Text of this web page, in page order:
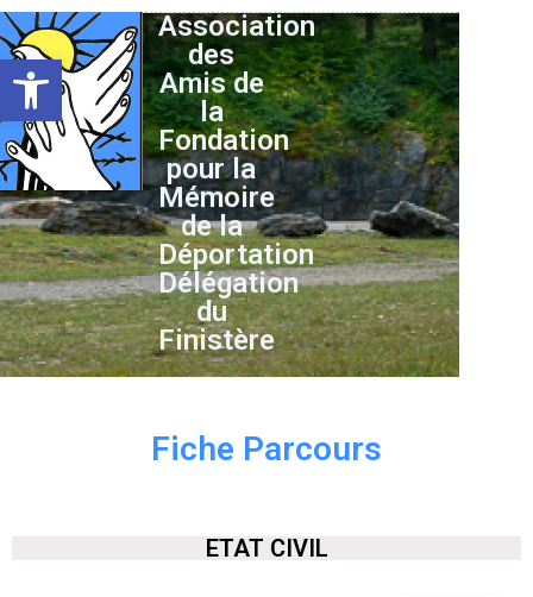
Ouvrir la barre d’outils
Association
des
Amis de
la
Fondation
pour la
Mémoire
de la
Déportation
Délégation
du
Finistère
Fiche Parcours
ETAT CIVIL